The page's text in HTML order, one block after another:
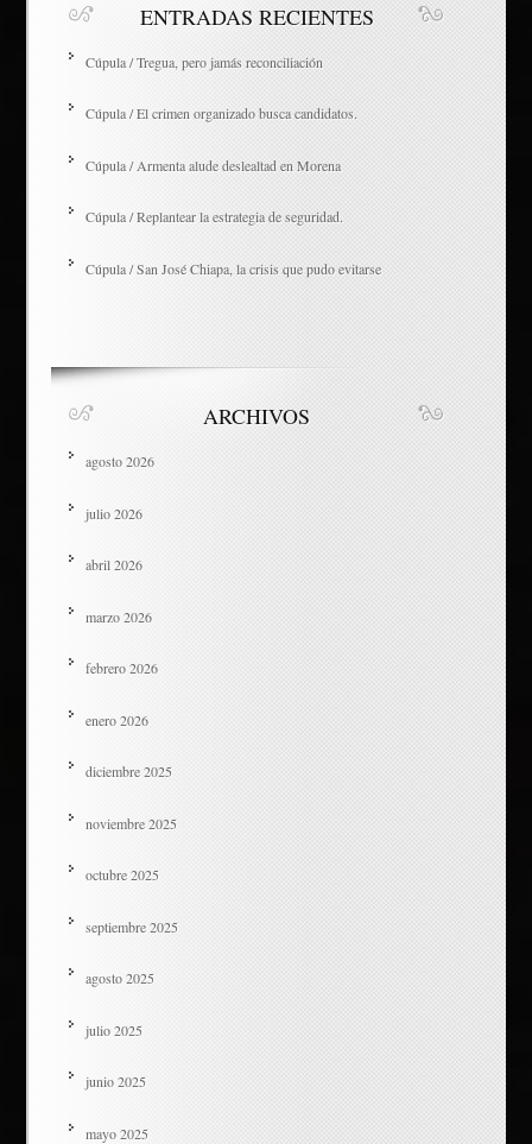
ENTRADAS RECIENTES
Cúpula / Tregua, pero jamás reconciliación
Cúpula / El crimen organizado busca candidatos.
Cúpula / Armenta alude deslealtad en Morena
Cúpula / Replantear la estrategia de seguridad.
Cúpula / San José Chiapa, la crisis que pudo evitarse
ARCHIVOS
agosto 2026
julio 2026
abril 2026
marzo 2026
febrero 2026
enero 2026
diciembre 2025
noviembre 2025
octubre 2025
septiembre 2025
agosto 2025
julio 2025
junio 2025
mayo 2025